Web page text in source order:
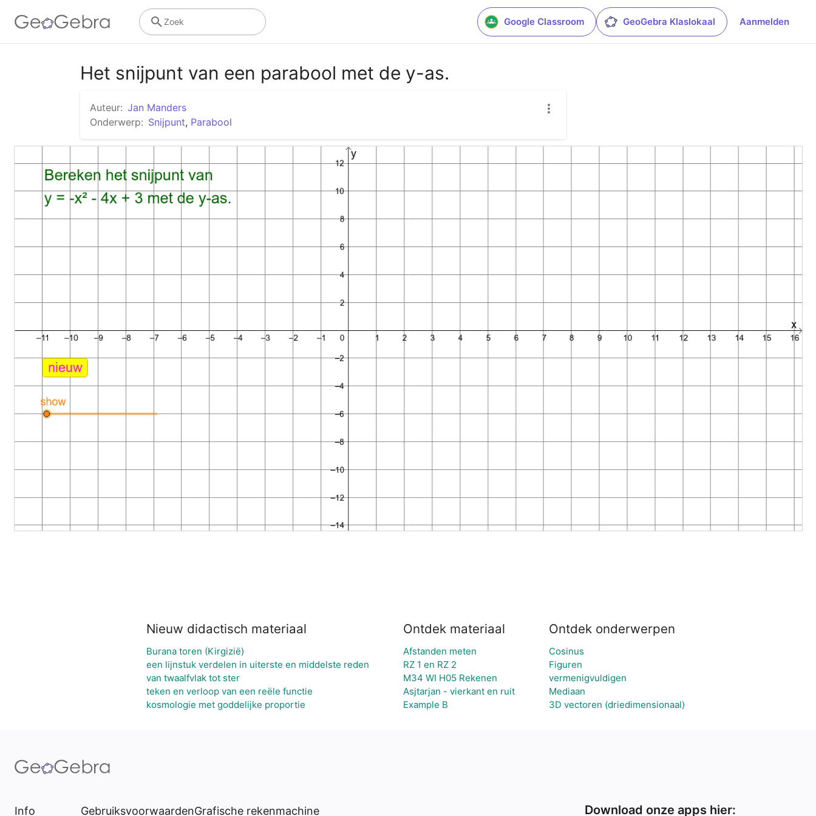
Google Classroom GeoGebra Klaslokaal Aanmelden
Zoek
Het snijpunt van een parabool met de y-as.
Auteur: Jan Manders
Onderwerp: Snijpunt, Parabool
Nieuw didactisch materiaal
Burana toren (Kirgizië)
een lijnstuk verdelen in uiterste en middelste reden
van twaalfvlak tot ster
teken en verloop van een reële functie
kosmologie met goddelijke proportie
Ontdek materiaal
Afstanden meten
RZ 1 en RZ 2
M34 WI H05 Rekenen
Asjtarjan - vierkant en ruit
Example B
Ontdek onderwerpen
Cosinus
Figuren
vermenigvuldigen
Mediaan
3D vectoren (driedimensionaal)
Info GebruiksvoorwaardenGrafische rekenmachine Download onze apps hier: